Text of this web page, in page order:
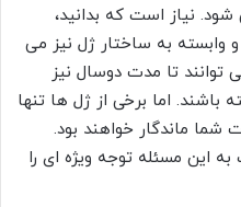
نیاز است که بدانید،
و وابسته به ساختار ژل نیز می
تا مدت دوسال نیز
باشند. اما برخی از ژل ها تنها
شما ماندگار خواهند بود.
به این مسئله توجه ویژه ای را